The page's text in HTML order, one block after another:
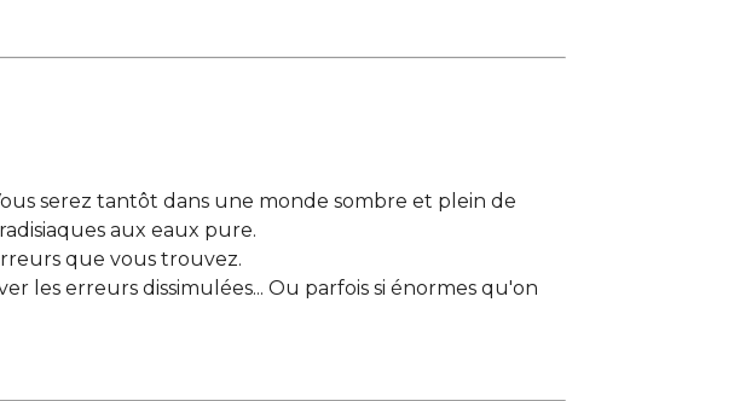
serez tantôt dans une monde sombre et plein de
aux eaux pure.
que vous trouvez.
les erreurs dissimulées... Ou parfois si énormes qu'on